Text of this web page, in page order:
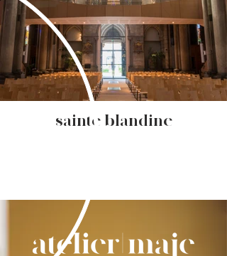
- sainte blandine -